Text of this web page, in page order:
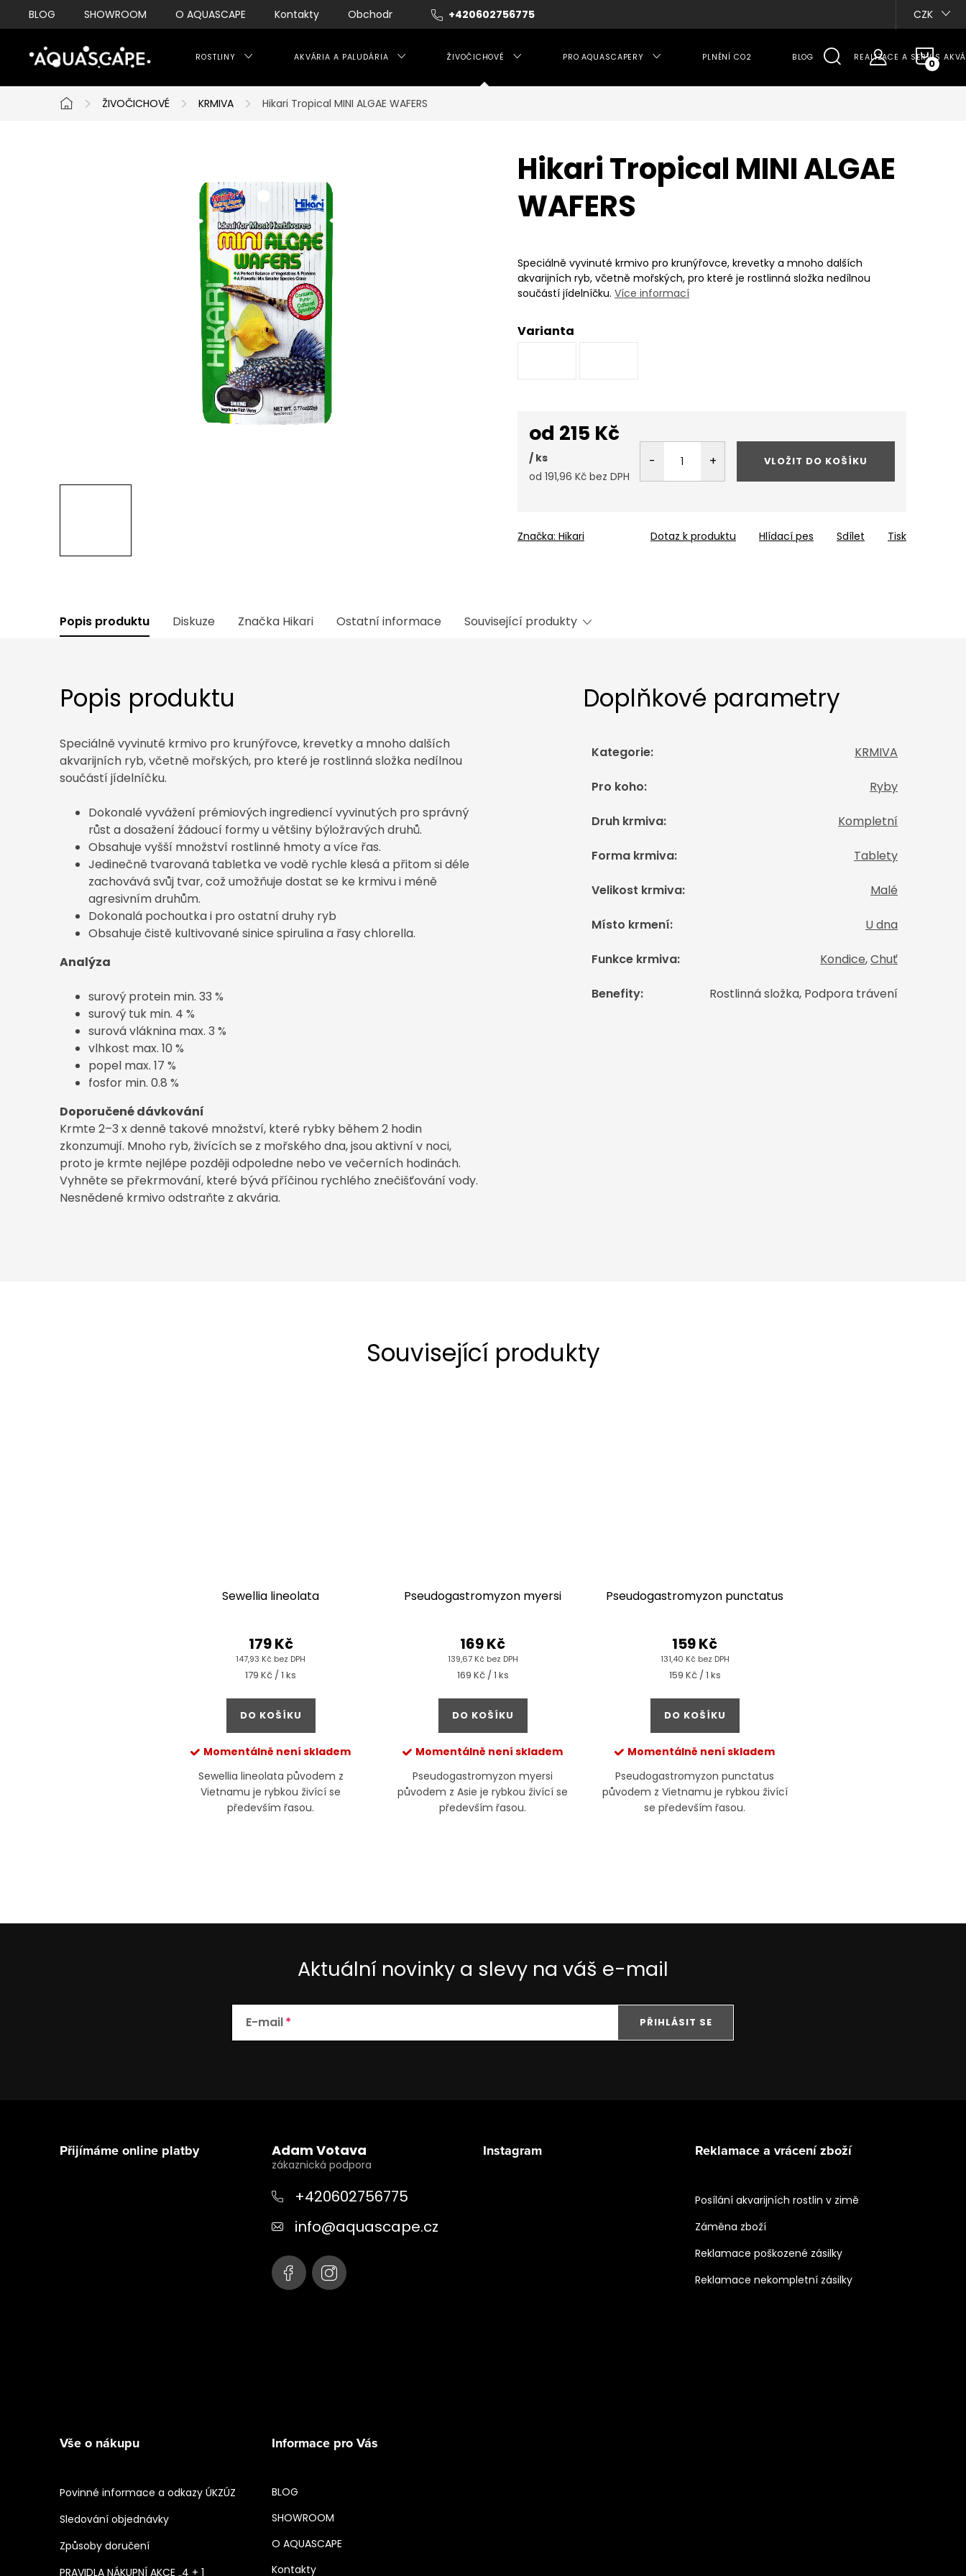
Přejít
na
+420602756775
BLOG SHOWROOM O AQUASCAPE Kontakty Obchodní podmínky Moje objednávka CZK
ROSTLINY AKVÁRIA A PALUDÁRIA ŽIVOČICHOVÉ PRO AQUASCAPERY PLNĚNÍ CO2 BLOG REALIZACE A SERVIS
Domů
ŽIVOČICHOVÉ KRMIVA Hikari Tropical MINI ALGAE WAFERS
Hikari Tropical MINI ALGAE
WAFERS
Speciálně vyvinuté krmivo pro krunýřovce, krevetky a mnoho dalších
akvarijních ryb, včetně mořských, pro které je rostlinná složka nedílnou
součástí jídelníčku. Více informací
Varianta
od 215 Kč
/ ks
od 191,96 Kč bez DPH
VLOŽIT DO KOŠÍKU
Značka: Hikari Tisk
Dotaz k produktu Hlídací pes Sdílet
Popis produktu Diskuze Značka Hikari Ostatní informace Související produkty
Popis produktu
Speciálně vyvinuté krmivo pro krunýřovce, krevetky a mnoho dalších
akvarijních ryb, včetně mořských, pro které je rostlinná složka nedílnou
součástí jídelníčku.
Dokonalé vyvážení prémiových ingrediencí vyvinutých pro správný
růst a dosažení žádoucí formy u většiny býložravých druhů.
Obsahuje vyšší množství rostlinné hmoty a více řas.
Jedinečně tvarovaná tabletka ve vodě rychle klesá a přitom si déle
zachovává svůj tvar, což umožňuje dostat se ke krmivu i méně
agresivním druhům.
Dokonalá pochoutka i pro ostatní druhy ryb
Obsahuje čistě kultivované sinice spirulina a řasy chlorella.
Analýza
surový protein min. 33 %
surový tuk min. 4 %
surová vláknina max. 3 %
vlhkost max. 10 %
popel max. 17 %
fosfor min. 0.8 %
Doporučené dávkování
Krmte 2–3 x denně takové množství, které rybky během 2 hodin
zkonzumují. Mnoho ryb, živících se z mořského dna, jsou aktivní v noci,
proto je krmte nejlépe později odpoledne nebo ve večerních hodinách.
Vyhněte se překrmování, které bývá příčinou rychlého znečišťování vody.
Nesnědené krmivo odstraňte z akvária.
Doplňkové parametry
Kategorie: KRMIVA
Pro koho: Ryby
Druh krmiva: Kompletní
Forma krmiva: Tablety
Velikost krmiva: Malé
Místo krmení: U dna
Funkce krmiva: Kondice,Chuť
Benefity: Rostlinná složka, Podpora trávení
Související produkty
Sewellia lineolata
147,93 Kč bez DPH
179 Kč
Měrná
179 Kč / 1 ks
DO KOŠÍKU
Momentálně není skladem
Sewellia lineolata původem z
Vietnamu je rybkou živící se
především řasou.
Pseudogastromyzon myersi
139,67 Kč bez DPH
169 Kč
Měrná
169 Kč / 1 ks
DO KOŠÍKU
Momentálně není skladem
Pseudogastromyzon myersi
původem z Asie je rybkou živící se
především řasou.
Pseudogastromyzon punctatus
131,40 Kč bez DPH
159 Kč
Měrná
159 Kč / 1 ks
DO KOŠÍKU
Momentálně není skladem
Pseudogastromyzon punctatus
původem z Vietnamu je rybkou živící
se především řasou.
Aktuální novinky a slevy na váš e-mail
E-mail PŘIHLÁSIT SE
Přijímáme online platby Adam Votava
+420602756775
info@aquascape.cz
Instagram Reklamace a vrácení zboží
Posílání akvarijních rostlin v zimě
Záměna zboží
Reklamace poškozené zásilky
Reklamace nekompletní zásilky
Vše o nákupu
Povinné informace a odkazy ÚKZÚZ
Sledování objednávky
Způsoby doručení
PRAVIDLA NÁKUPNÍ AKCE „4 + 1
Informace pro Vás
BLOG
SHOWROOM
O AQUASCAPE
Kontakty